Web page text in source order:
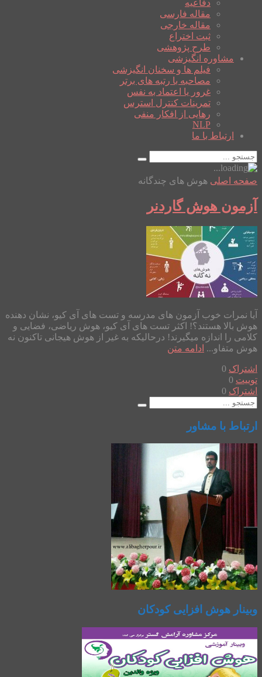
دفاعیه
مقاله فارسی
مقاله خارجی
ثبت اختراع
طرح پژوهشی
مشاوره انگیزشی
فیلم ها و سخنان انگیزشی
مصاحبه با رتبه های برتر
غرور یا اعتماد به نفس
تمرینات کنترل استرس
رهایی از افکار منفی
NLP
ارتباط با ما
صفحه اصلی هوش های چندگانه
آزمون هوش گاردنر
آیا نمرات خوب آزمون های مدرسه و تست های آی کیو، نشان دهنده
هوش بالا هستند؟! اکثر تست های آی کیو، هوش ریاضی، فضایی و
کلامی را اندازه میگیرند! درحالیکه به غیر از هوش هیجانی تاکنون نه
هوش متفاو... ادامه متن
اشتراک 0
توییت 0
اشتراک 0
ارتباط با مشاور
وبینار هوش افزایی کودکان